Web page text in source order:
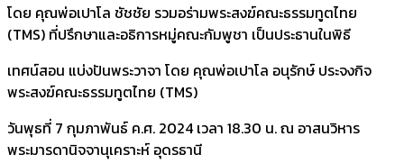
โดย คุณพ่อเปาโล ชัชชัย รวมอร่ามพระสงฆ์คณะธรรมทูตไทย
(TMS) ที่ปรึกษาและอธิการหมู่คณะกัมพูชา เป็นประธานในพิธี
เทศน์สอน แบ่งปันพระวาจา โดย คุณพ่อเปาโล อนุรักษ์ ประจงกิจ
พระสงฆ์คณะธรรมทูตไทย (TMS)
วันพุธที่ 7 กุมภาพันธ์ ค.ศ. 2024 เวลา 18.30 น. ณ อาสนวิหาร
พระมารดานิจจานุเคราะห์ อุดรธานี